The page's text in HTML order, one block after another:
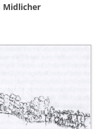
Midlicher